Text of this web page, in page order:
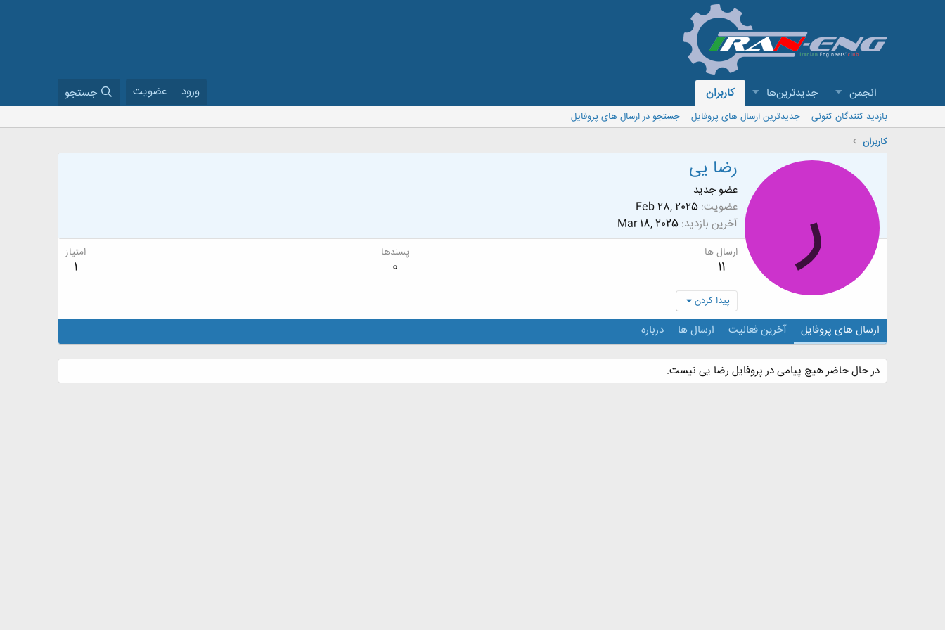
انجمن جدیدترین‌ها کاربران ورود عضویت جستجو
بازدید کنندگان کنونی جدیدترین ارسال های پروفایل
جستجو در ارسال های پروفایل
کاربران
ر رضا یی
عضو جدید
عضویت Feb 28, 2025
آخرین بازدید Mar 18, 2025
ارسال ها
11
پسندها
0
امتیاز
1
پیدا کردن
ارسال های پروفایل آخرین فعالیت ارسال ها درباره
در حال حاضر هیچ پیامی در پروفایل رضا یی نیست.